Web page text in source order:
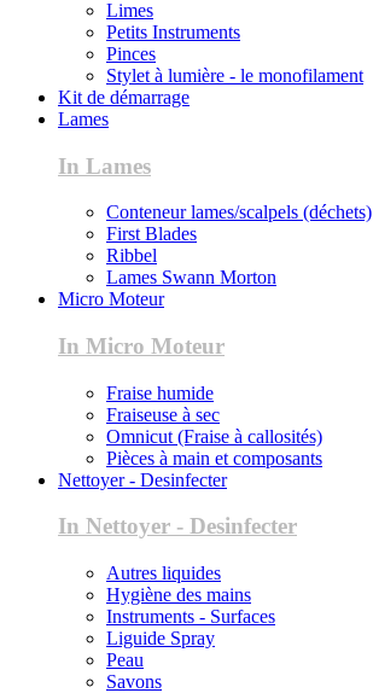
Limes
Petits Instruments
Pinces
Stylet à lumière - le monofilament
Kit de démarrage
Lames
In Lames
Conteneur lames/scalpels (déchets)
First Blades
Ribbel
Lames Swann Morton
Micro Moteur
In Micro Moteur
Fraise humide
Fraiseuse à sec
Omnicut (Fraise à callosités)
Pièces à main et composants
Nettoyer - Desinfecter
In Nettoyer - Desinfecter
Autres liquides
Hygiène des mains
Instruments - Surfaces
Liguide Spray
Peau
Savons